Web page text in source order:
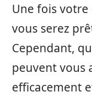
Une fois votre
vous serez
Cependant,
peuvent vous
efficacement